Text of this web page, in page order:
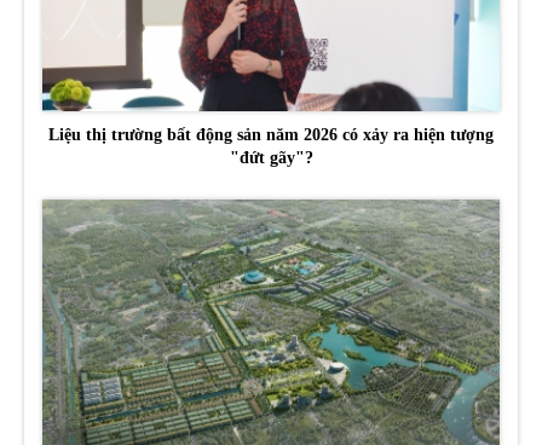
Liệu thị trường bất động sản năm 2026 có xảy ra hiện tượng
"đứt gãy"?